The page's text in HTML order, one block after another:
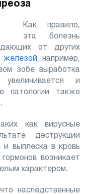
Как правило,
эта болезнь
от других
железой, например,
зобе выработка
и
патологии также
как вирусные
деструкции
выплеска в кровь
возникает
характером.
наследственные